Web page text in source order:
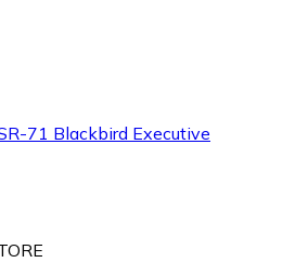
71 Blackbird Executive